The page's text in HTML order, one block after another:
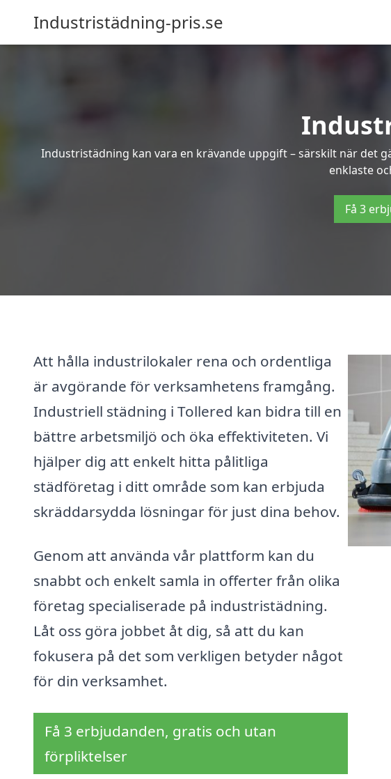
Industristädning-pris.se
Industristädning kan vara en krävande uppgift – särskilt när det
enklaste
Få 3
Att hålla industrilokaler rena och ordentliga
är avgörande för verksamhetens framgång.
Industriell städning i Tollered kan bidra till en
bättre arbetsmiljö och öka effektiviteten. Vi
hjälper dig att enkelt hitta pålitliga
städföretag i ditt område som kan erbjuda
skräddarsydda lösningar för just dina behov.
Genom att använda vår plattform kan du
snabbt och enkelt samla in offerter från olika
företag specialiserade på industristädning.
Låt oss göra jobbet åt dig, så att du kan
fokusera på det som verkligen betyder något
för din verksamhet.
Få 3 erbjudanden, gratis och utan
förpliktelser